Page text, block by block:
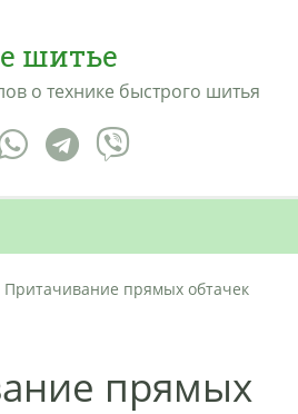
шитье
о технике быстрого шитья
Притачивание прямых обтачек
прямых